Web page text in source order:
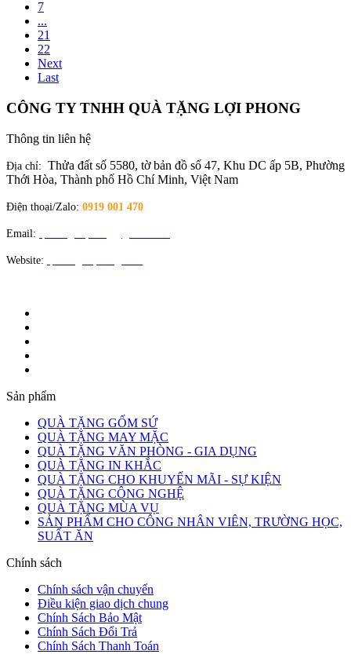
7
...
21
22
Next
Last
CÔNG TY TNHH QUÀ TẶNG LỢI PHONG
Thông tin liên hệ
Địa chỉ: Thửa đất số 5580, tờ bản đồ số 47, Khu DC ấp 5B, Phường
Thới Hòa, Thành phố Hồ Chí Minh, Việt Nam
Điện thoại/Zalo: 0919 001 470
Email:
Website:
Sản phẩm
QUÀ TẶNG GỐM SỨ
QUÀ TẶNG MAY MẶC
QUÀ TẶNG VĂN PHÒNG - GIA DỤNG
QUÀ TẶNG IN KHẮC
QUÀ TẶNG CHO KHUYẾN MÃI - SỰ KIỆN
QUÀ TẶNG CÔNG NGHỆ
QUÀ TẶNG MÙA VỤ
SẢN PHẨM CHO CÔNG NHÂN VIÊN, TRƯỜNG HỌC,
SUẤT ĂN
Chính sách
Chính sách vận chuyển
Điều kiện giao dịch chung
Chính Sách Bảo Mật
Chính Sách Đổi Trả
Chính Sách Thanh Toán